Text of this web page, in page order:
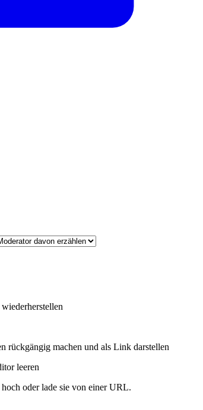
rückgängig machen und als Link darstellen
leeren
oder lade sie von einer URL.